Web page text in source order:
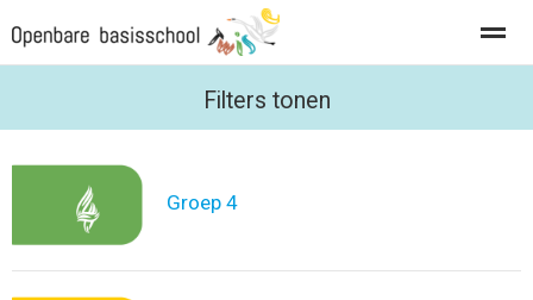
Home
Filters tonen
Groep 4